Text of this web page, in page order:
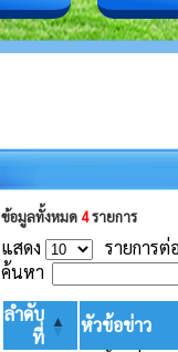
ข้อมูลทั้งหมด 4รายการ
แสดง
รายการต่
ค้นหา
ลำดับ
ที่
หัวข้อข่าว